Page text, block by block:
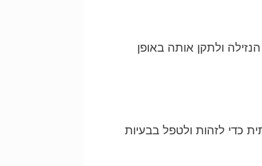
ולתקן אותה באופן
כדי לזהות ולטפל בבעיות